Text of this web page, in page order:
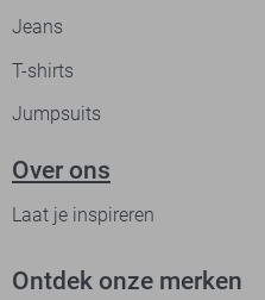
Jeans
T-shirts
Jumpsuits
Over ons
Laat je inspireren
Ontdek onze merken